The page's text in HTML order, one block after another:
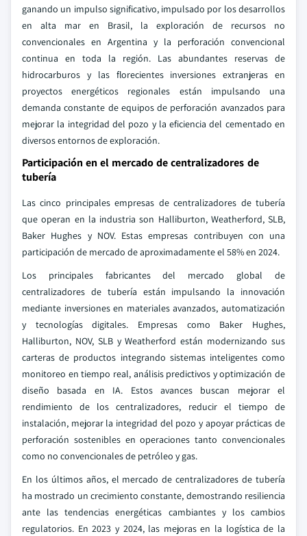
ganando un impulso significativo, impulsado por los desarrollos
en alta mar en Brasil, la exploración de recursos no
convencionales en Argentina y la perforación convencional
continua en toda la región. Las abundantes reservas de
hidrocarburos y las florecientes inversiones extranjeras en
proyectos energéticos regionales están impulsando una
demanda constante de equipos de perforación avanzados para
mejorar la integridad del pozo y la eficiencia del cementado en
diversos entornos de exploración.
Participación en el mercado de centralizadores de
tubería
Las cinco principales empresas de centralizadores de tubería
que operan en la industria son Halliburton, Weatherford, SLB,
Baker Hughes y NOV. Estas empresas contribuyen con una
participación de mercado de aproximadamente el 58% en 2024.
Los principales fabricantes del mercado global de
centralizadores de tubería están impulsando la innovación
mediante inversiones en materiales avanzados, automatización
y tecnologías digitales. Empresas como Baker Hughes,
Halliburton, NOV, SLB y Weatherford están modernizando sus
carteras de productos integrando sistemas inteligentes como
monitoreo en tiempo real, análisis predictivos y optimización de
diseño basada en IA. Estos avances buscan mejorar el
rendimiento de los centralizadores, reducir el tiempo de
instalación, mejorar la integridad del pozo y apoyar prácticas de
perforación sostenibles en operaciones tanto convencionales
como no convencionales de petróleo y gas.
En los últimos años, el mercado de centralizadores de tubería
ha mostrado un crecimiento constante, demostrando resiliencia
ante las tendencias energéticas cambiantes y los cambios
regulatorios. En 2023 y 2024, las mejoras en la logística de la